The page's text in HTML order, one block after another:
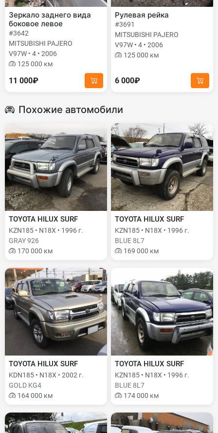
Зеркало заднего вида
боковое левое
#3642
MITSUBISHI PAJERO
V97W • 4 • 2006
125 000 км
11 000₽
Рулевая рейка
#3691
MITSUBISHI PAJERO
V97W • 4 • 2006
125 000 км
6 000₽
Похожие автомобили
TOYOTA HILUX SURF
KZN185 • N18X • 1996 г.
GRAY 926
170 000 км
TOYOTA HILUX SURF
KZN185 • N18X • 1996 г.
BLUE 8L7
169 000 км
TOYOTA HILUX SURF
KDN185 • N18X • 2002 г.
GOLD KG4
164 000 км
TOYOTA HILUX SURF
KZN185 • N18X • 1996 г.
BLUE 8L7
174 000 км